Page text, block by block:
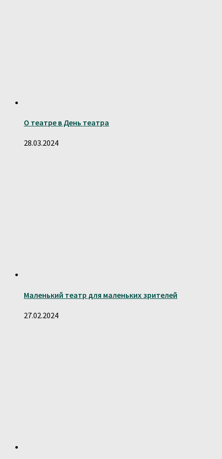
О театре в День театра
28.03.2024
Маленький театр для маленьких зрителей
27.02.2024